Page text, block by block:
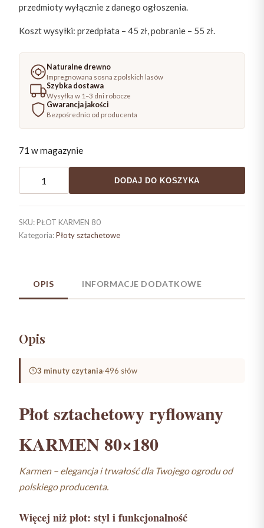
przedmioty wyłącznie z danego ogłoszenia.
Koszt wysyłki: przedpłata – 45 zł, pobranie – 55 zł.
Naturalne drewno
Impregnowana sosna z polskich lasów
Szybka dostawa
Wysyłka w 1–3 dni robocze
Gwarancja jakości
Bezpośrednio od producenta
71 w magazynie
ryflowany
KARMEN
DODAJ DO KOSZYKA
SKU: PŁOT KARMEN 80
Kategoria:Płoty sztachetowe
OPIS INFORMACJE DODATKOWE
Opis
3 minuty czytania·496 słów
Płot sztachetowy ryflowany
KARMEN 80×180
Karmen – elegancja i trwałość dla Twojego ogrodu od
polskiego producenta.
Więcej niż płot: styl i funkcjonalność